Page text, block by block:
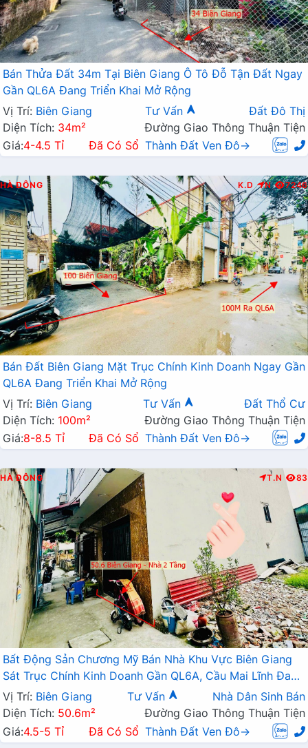
Bán Thửa Đất 34m Tại Biên Giang Ô Tô Đỗ Tận Đất Ngay
Gần QL6A Đang Triển Khai Mở Rộng
Vị Trí: Biên Giang Tư Vấn
Đất Đô Thị
Diện Tích: 34m²
Đường Giao Thông Thuận Tiện
Giá:4-4.5 Tỉ Đã Có Sổ Thành Đất Ven Đô→
HÀ ĐÔNG K.D N 7246
Bán Đất Biên Giang Mặt Trục Chính Kinh Doanh Ngay Gần
QL6A Đang Triển Khai Mở Rộng
Vị Trí: Biên Giang Tư Vấn
Đất Thổ Cư
Diện Tích: 100m²
Đường Giao Thông Thuận Tiện
Giá:8-8.5 Tỉ Đã Có Sổ Thành Đất Ven Đô→
HÀ ĐÔNG T.N 83
Bất Động Sản Chương Mỹ Bán Nhà Khu Vực Biên Giang
Sát Trục Chính Kinh Doanh Gần QL6A, Cầu Mai Lĩnh Đang
Mở Rộng
Vị Trí: Biên Giang Tư Vấn
Nhà Dân Sinh Bán
Diện Tích: 50.6m²
Đường Giao Thông Thuận Tiện
Giá:4.5-5 Tỉ Đã Có Sổ Thành Đất Ven Đô→